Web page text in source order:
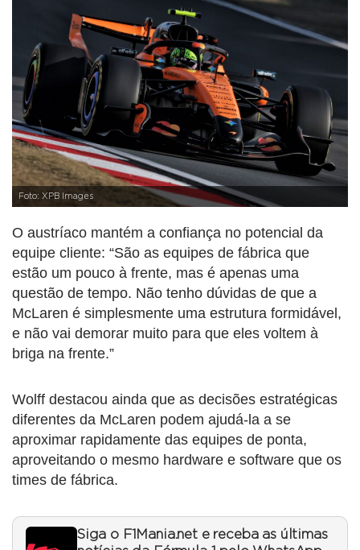
Foto: XPB Images
O austríaco mantém a confiança no potencial da
equipe cliente: “São as equipes de fábrica que
estão um pouco à frente, mas é apenas uma
questão de tempo. Não tenho dúvidas de que a
McLaren é simplesmente uma estrutura formidável,
e não vai demorar muito para que eles voltem à
briga na frente.”
Wolff destacou ainda que as decisões estratégicas
diferentes da McLaren podem ajudá-la a se
aproximar rapidamente das equipes de ponta,
aproveitando o mesmo hardware e software que os
times de fábrica.
Siga o F1Mania.net e receba as últimas